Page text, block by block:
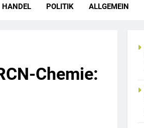
HANDEL POLITIK ALLGEMEIN
Chemie: